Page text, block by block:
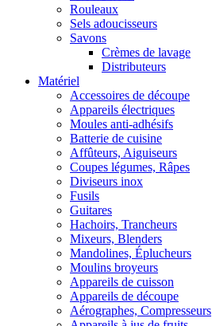
Rouleaux
Sels adoucisseurs
Savons
Crèmes de lavage
Distributeurs
Matériel
Accessoires de découpe
Appareils électriques
Moules anti-adhésifs
Batterie de cuisine
Affûteurs, Aiguiseurs
Coupes légumes, Râpes
Diviseurs inox
Fusils
Guitares
Hachoirs, Trancheurs
Mixeurs, Blenders
Mandolines, Éplucheurs
Moulins broyeurs
Appareils de cuisson
Appareils de découpe
Aérographes, Compresseurs